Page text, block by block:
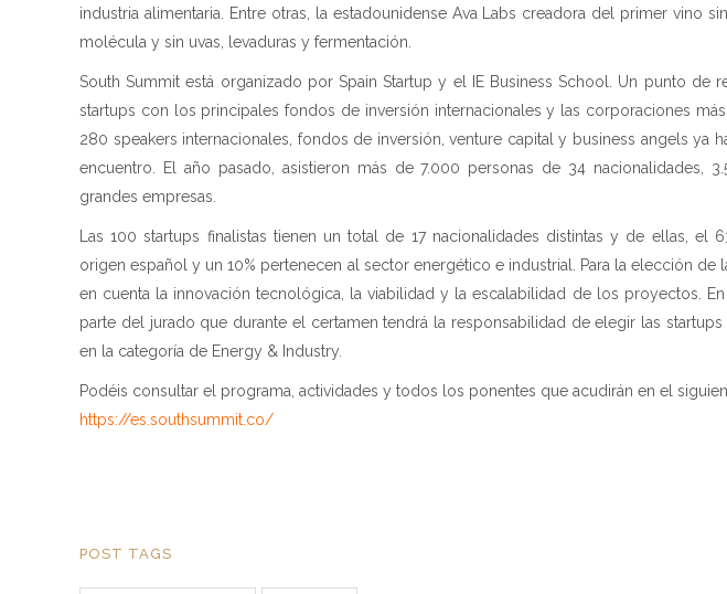
industria alimentaria. Entre otras, la estadounidense Ava Labs creadora del primer vino
molécula y sin uvas, levaduras y fermentación.
South Summit está organizado por Spain Startup y el IE Business School. Un punto de
startups con los principales fondos de inversión internacionales y las corporaciones más
280 speakers internacionales, fondos de inversión, venture capital y business angels ya
encuentro. El año pasado, asistieron más de 7.000 personas de 34 nacionalidades,
grandes empresas.
Las 100 startups finalistas tienen un total de 17 nacionalidades distintas y de ellas,
origen español y un 10% pertenecen al sector energético e industrial. Para la elección de
en cuenta la innovación tecnológica, la viabilidad y la escalabilidad de los proyectos.
parte del jurado que durante el certamen tendrá la responsabilidad de elegir las
en la categoría de Energy & Industry.
Podéis consultar el programa, actividades y todos los ponentes que acudirán en el
https://es.southsummit.co/
POST TAGS